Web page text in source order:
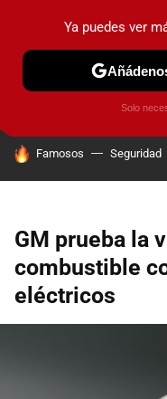
PRUEBAS COCHES
HOY SE HABLA DE
Famosos Seguridad
GM prueba la
combustible
eléctricos
Ya puedes ver
Solo